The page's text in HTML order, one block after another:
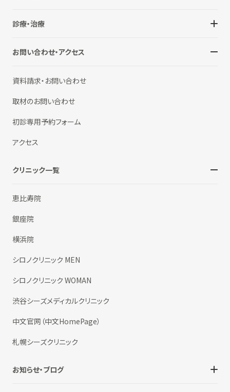
診療・治療
お問い合わせ・アクセス
資料請求・お問い合わせ
取材のお問い合わせ
初診専用予約フォーム
アクセス
クリニック一覧
恵比寿院
銀座院
横浜院
シロノクリニック MEN
シロノクリニック WOMAN
渋谷シーズメディカルクリニック
中文官网（中文HomePage）
札幌シーズクリニック
お知らせ・ブログ